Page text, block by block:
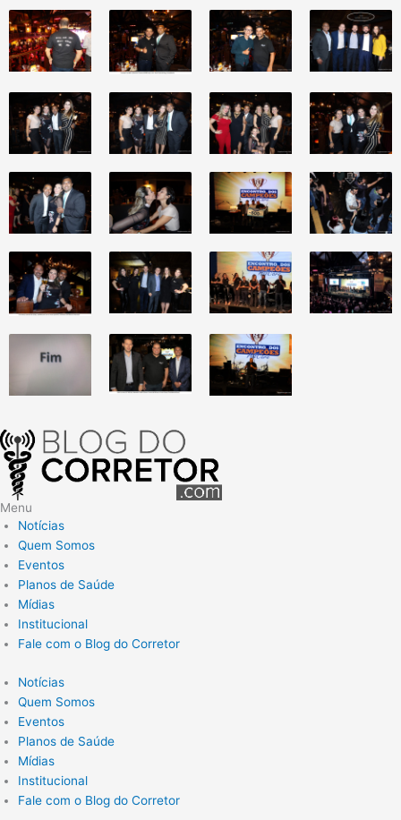
Menu
Notícias
Quem Somos
Eventos
Planos de Saúde
Mídias
Institucional
Fale com o Blog do Corretor
Notícias
Quem Somos
Eventos
Planos de Saúde
Mídias
Institucional
Fale com o Blog do Corretor